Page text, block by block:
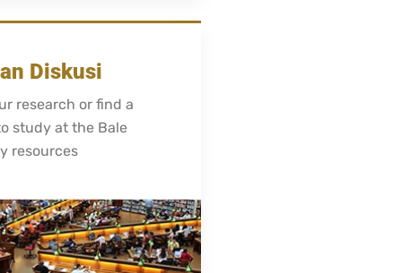
Diskusi
research or find a
study at the Bale
resources